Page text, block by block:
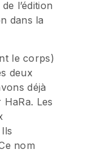
l’édition
dans la
le corps)
deux
déjà
Les
nom